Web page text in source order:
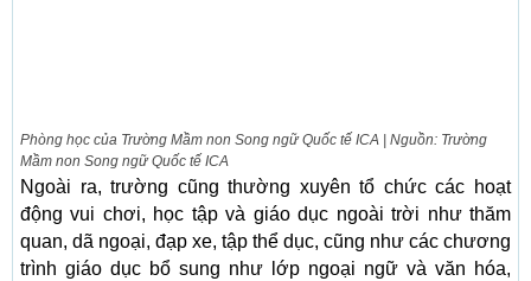
Phòng học của Trường Mầm non Song ngữ Quốc tế ICA | Nguồn: Trường
Mầm non Song ngữ Quốc tế ICA
Ngoài ra, trường cũng thường xuyên tổ chức các hoạt
động vui chơi, học tập và giáo dục ngoài trời như thăm
quan, dã ngoại, đạp xe, tập thể dục, cũng như các chương
trình giáo dục bổ sung như lớp ngoại ngữ và văn hóa,